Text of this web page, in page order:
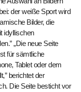
der weiße Sport wird
Bilder, die
idyllischen
„Die neue Seite
für sämtliche
Tablet oder dem
berichtet der
Die Seite besticht vor